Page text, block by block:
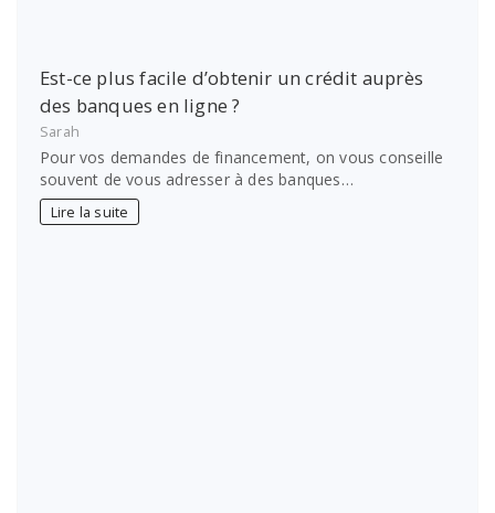
Est-ce plus facile d’obtenir un crédit auprès
des banques en ligne ?
Sarah
Pour vos demandes de financement, on vous conseille
souvent de vous adresser à des banques…
Lire la suite